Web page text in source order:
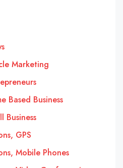
Marketing
Based Business
Business
GPS
Mobile Phones